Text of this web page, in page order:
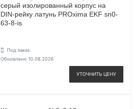
серый изолированный корпус на
DIN-рейку латунь PROxima EKF sn0-
63-8-is
Под заказ
Обновлено 10.08.2026
УТОЧНИТЬ ЦЕНУ